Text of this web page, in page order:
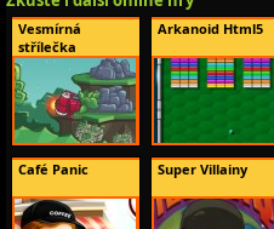
Vesmírná
střílečka
Arkanoid Html5
Café Panic Super Villainy